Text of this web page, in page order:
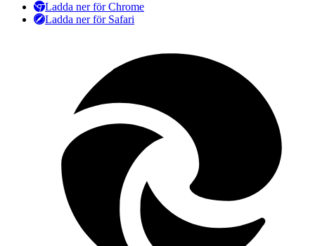
Ladda ner för Chrome
Ladda ner för Safari